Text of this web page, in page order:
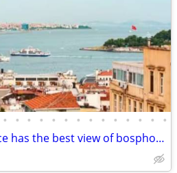
• • • • • • • • • • • • • •
Amazing flat with terrace has the best view of bosphorus!